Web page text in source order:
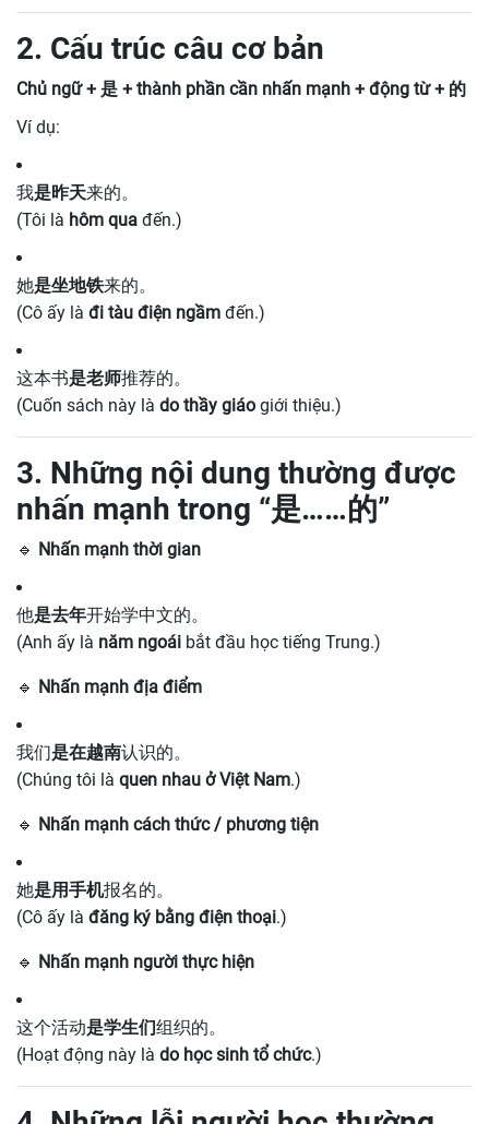
2. Cấu trúc câu cơ bản
Chủ ngữ + 是 + thành phần cần nhấn mạnh + động từ + 的
Ví dụ:
我是昨天来的。
(Tôi là hôm qua đến.)
她是坐地铁来的。
(Cô ấy là đi tàu điện ngầm đến.)
这本书是老师推荐的。
(Cuốn sách này là do thầy giáo giới thiệu.)
3. Những nội dung thường được
nhấn mạnh trong “是……的”
🔹 Nhấn mạnh thời gian
他是去年开始学中文的。
(Anh ấy là năm ngoái bắt đầu học tiếng Trung.)
🔹 Nhấn mạnh địa điểm
我们是在越南认识的。
(Chúng tôi là quen nhau ở Việt Nam.)
🔹 Nhấn mạnh cách thức / phương tiện
她是用手机报名的。
(Cô ấy là đăng ký bằng điện thoại.)
🔹 Nhấn mạnh người thực hiện
这个活动是学生们组织的。
(Hoạt động này là do học sinh tổ chức.)